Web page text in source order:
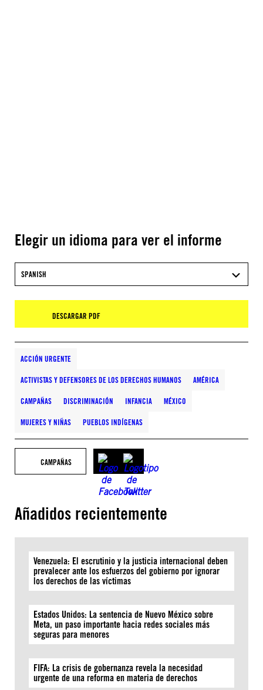
Elegir un idioma para ver el informe
SPANISH
DESCARGAR PDF
ACCIÓN URGENTE
ACTIVISTAS Y DEFENSORES DE LOS DERECHOS HUMANOS AMÉRICA
CAMPAÑAS DISCRIMINACIÓN INFANCIA MÉXICO
MUJERES Y NIÑAS PUEBLOS INDÍGENAS
CAMPAÑAS
Añadidos recientemente
Venezuela: El escrutinio y la justicia internacional deben
prevalecer ante los esfuerzos del gobierno por ignorar
los derechos de las víctimas
Estados Unidos: La sentencia de Nuevo México sobre
Meta, un paso importante hacia redes sociales más
seguras para menores
FIFA: La crisis de gobernanza revela la necesidad
urgente de una reforma en materia de derechos